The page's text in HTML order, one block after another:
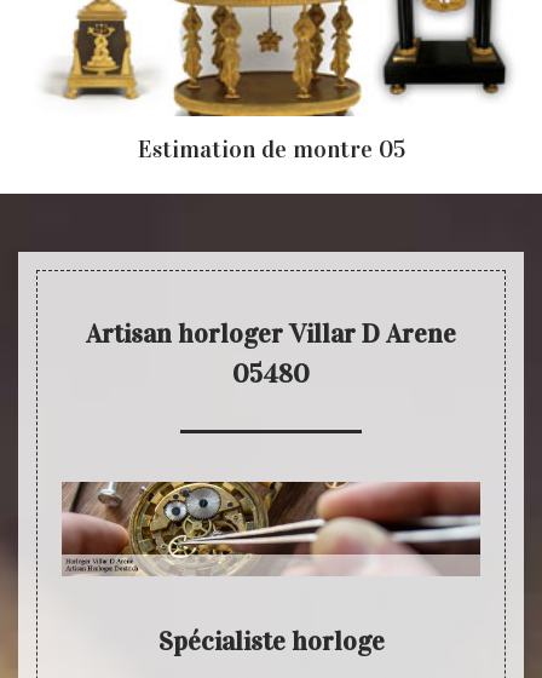
Estimation de montre 05
Artisan horloger Villar D Arene
05480
Spécialiste horloge